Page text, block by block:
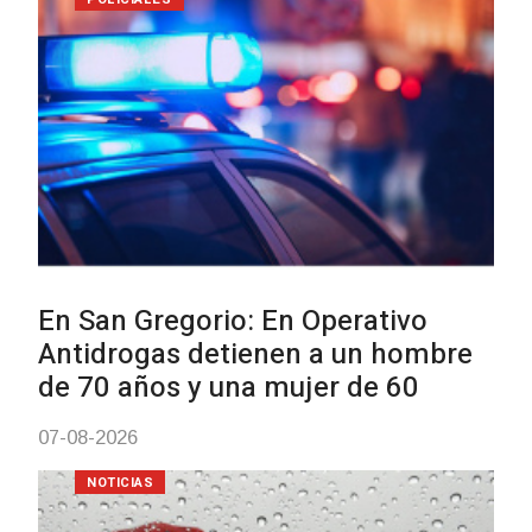
04-08-2026
Facultad de Artes llega a
con dos cursos de formación
03-08-2026
NOTICIAS
NOTICIAS